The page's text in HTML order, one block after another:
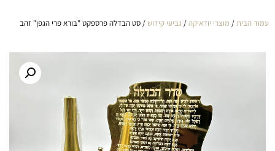
עמוד הבית/ מוצרי יודאיקה/ גביעי קידוש/ סט הבדלה פרספקט "בורא פרי הגפן" זהב